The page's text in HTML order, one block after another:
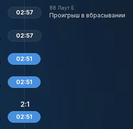
88 Лаут Е.
Проигрыш в вбрасывании
02:57
02:57
02:51
02:51
2:1
02:51